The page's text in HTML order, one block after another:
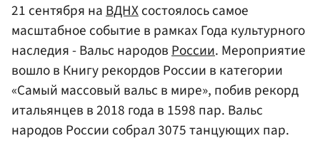
21 сентября наВДНХсостоялось самое
масштабное событие в рамках Года культурного
наследия - Вальс народовРоссии. Мероприятие
вошло в Книгу рекордов России в категории
«Самый массовый вальс в мире», побив рекорд
итальянцев в 2018 года в 1598 пар. Вальс
народов России собрал 3075 танцующих пар.